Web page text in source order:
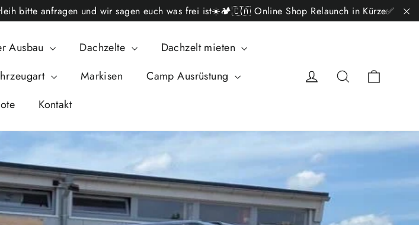
bitte anfragen und wir sagen euch was frei ist☀️🏕️🇨🇦 Online Shop Relaunch in Kürze✅
Ausbau Dachzelte
Dachzelt mieten
Markisen
Camp Ausrüstung
Kontakt
Accedi Cerca